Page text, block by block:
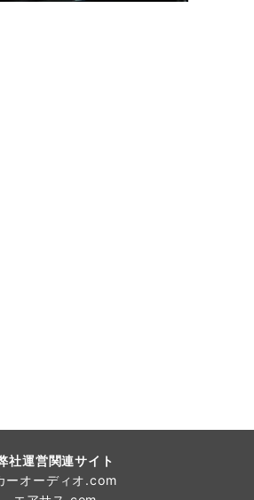
社運営関連サイト
ーオーディオ.com